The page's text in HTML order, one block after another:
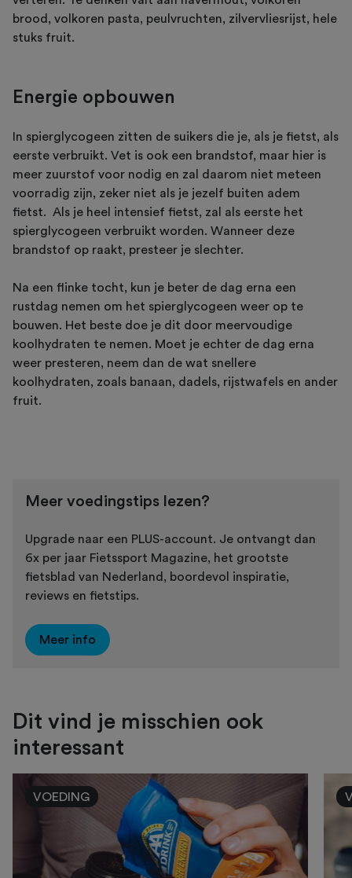
brood, volkoren pasta, peulvruchten, zilvervliesrijst, hele
stuks fruit.
Energie opbouwen
In spierglycogeen zitten de suikers die je, als je fietst, als
eerste verbruikt. Vet is ook een brandstof, maar hier is
meer zuurstof voor nodig en zal daarom niet meteen
voorradig zijn, zeker niet als je jezelf buiten adem
fietst. Als je heel intensief fietst, zal als eerste het
spierglycogeen verbruikt worden. Wanneer deze
brandstof op raakt, presteer je slechter.
Na een flinke tocht, kun je beter de dag erna een
rustdag nemen om het spierglycogeen weer op te
bouwen. Het beste doe je dit door meervoudige
koolhydraten te nemen. Moet je echter de dag erna
weer presteren, neem dan de wat snellere
koolhydraten, zoals banaan, dadels, rijstwafels en ander
fruit.
Meer voedingstips lezen?
Upgrade naar een PLUS-account. Je ontvangt dan
6x per jaar Fietssport Magazine, het grootste
fietsblad van Nederland, boordevol inspiratie,
reviews en fietstips.
Meer info
Dit vind je misschien ook
interessant
VOEDING